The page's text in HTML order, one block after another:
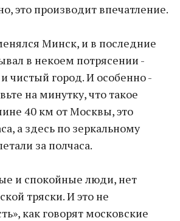
это производит впечатление.
Минск, и в последние
в некоем потрясении -
чистый город. И особенно -
на минутку, что такое
40 км от Москвы, это
а здесь по зеркальному
за полчаса.
и спокойные люди, нет
тряски. И это не
как говорят московские